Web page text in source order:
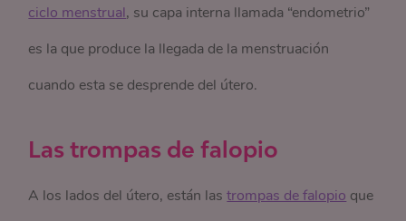
ciclo menstrual, su capa interna llamada “endometrio”
es la que produce la llegada de la menstruación
cuando esta se desprende del útero.
Las trompas de falopio
A los lados del útero, están lastrompas de falopio que